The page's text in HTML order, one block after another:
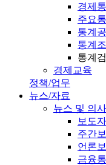
경제
주요
통계
통계
통계
경제교육
정책/업무
뉴스/자료
뉴스 및 의
보도
주간
언론
금융